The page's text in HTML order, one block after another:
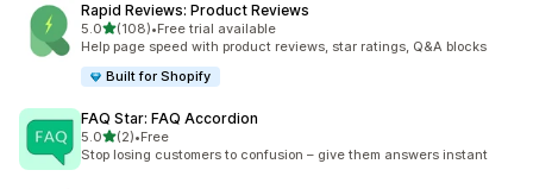
Rapid Reviews: Product Reviews
5.0滿分 5 顆星
(108)
共有 108 則評價
•Free trial available
Help page speed with product reviews, star ratings, Q&A blocks
Built for Shopify
FAQ Star: FAQ Accordion
5.0滿分 5 顆星
(2)
共有 2 則評價
•Free
Stop losing customers to confusion – give them answers instant